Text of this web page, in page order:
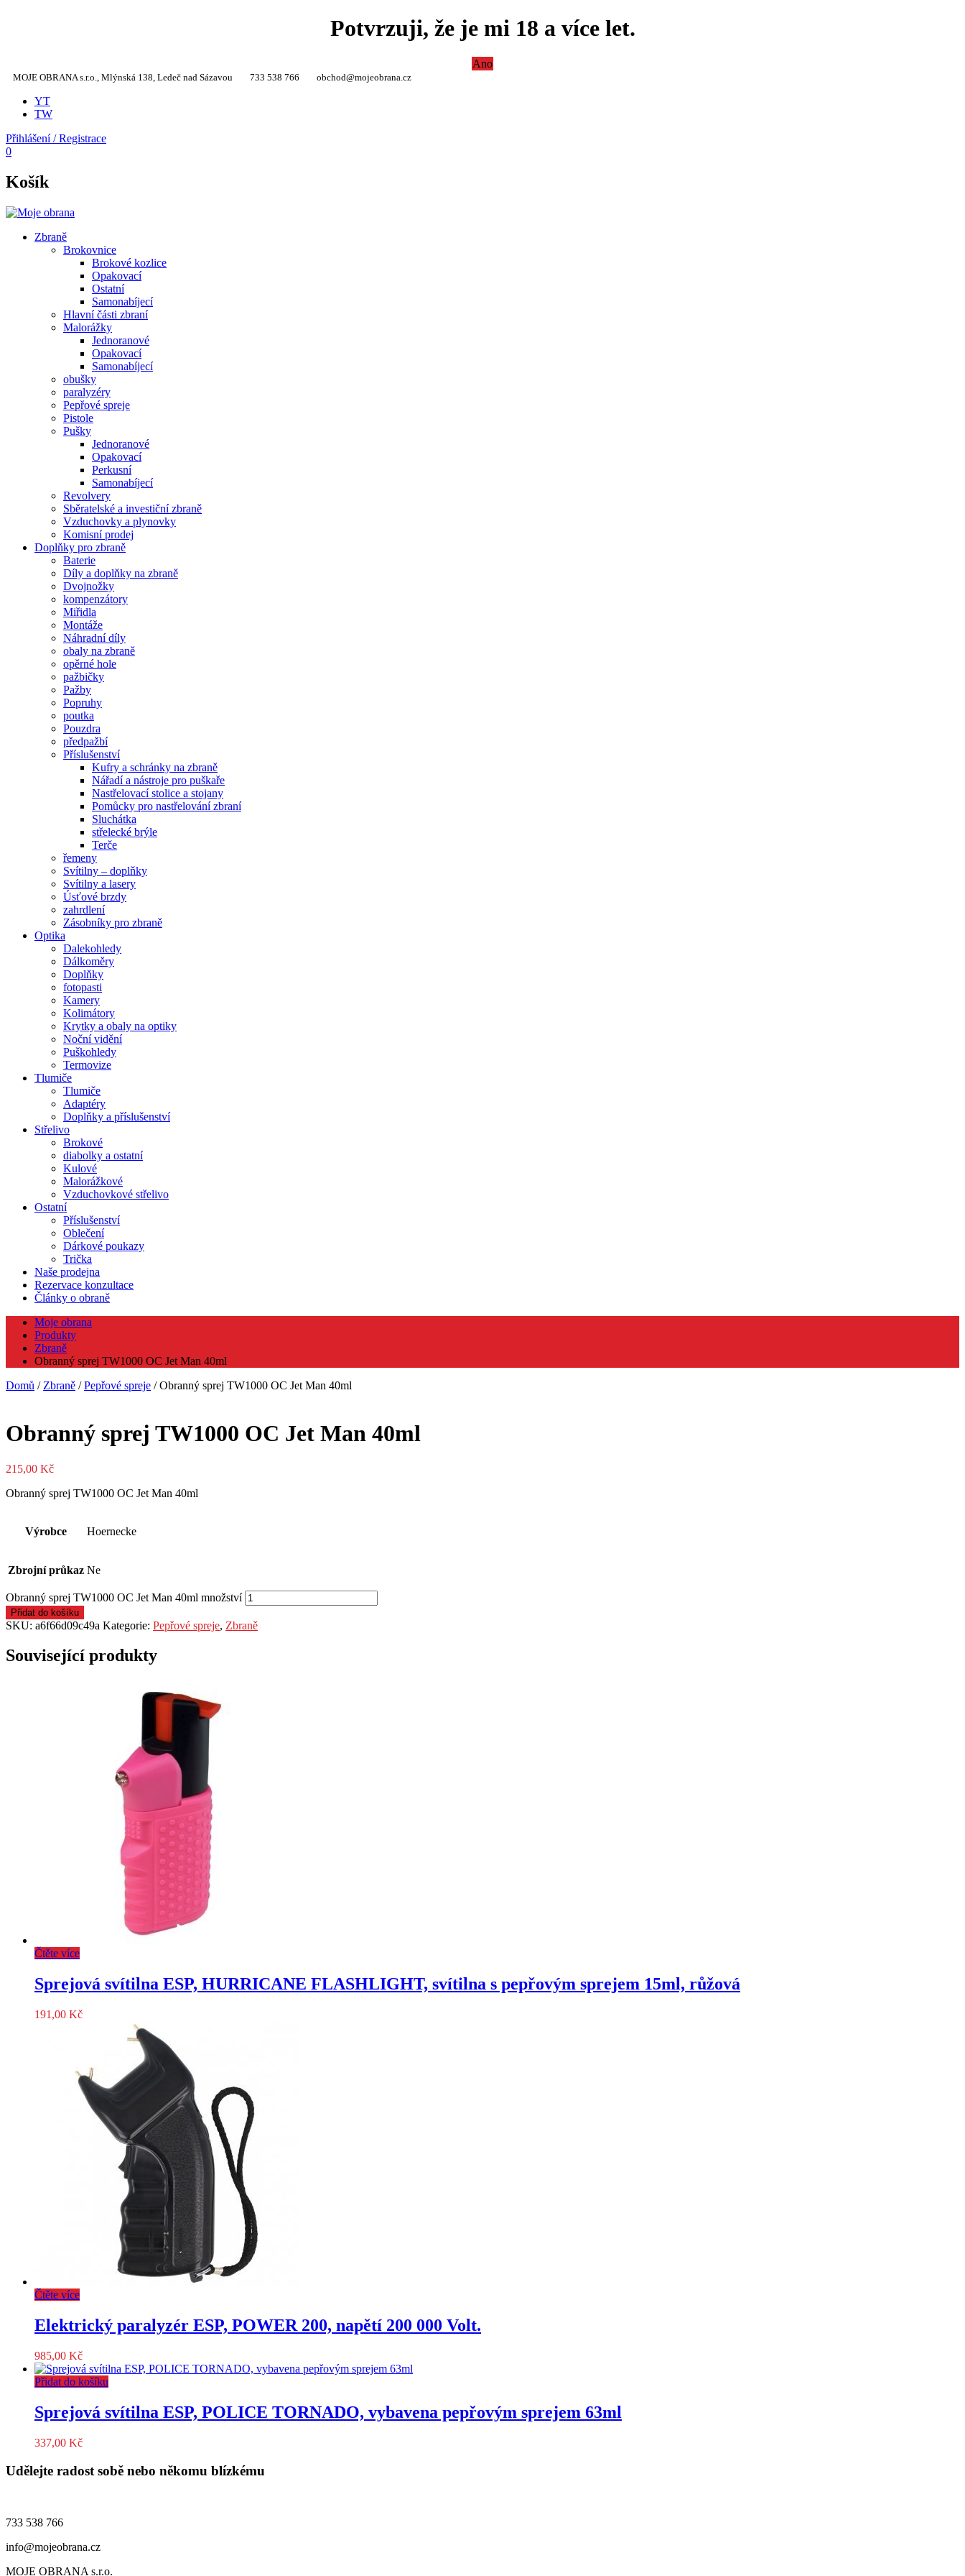
Potvrzuji, že je mi 18 a více let.
Ano
MOJE OBRANA s.r.o., Mlýnská 138, Ledeč nad Sázavou 733 538 766 obchod@mojeobrana.cz
YT
TW
Přihlášení / Registrace
0
Košík
Zbraně
Brokovnice
Brokové kozlice
Opakovací
Ostatní
Samonabíjecí
Hlavní části zbraní
Malorážky
Jednoranové
Opakovací
Samonabíjecí
obušky
paralyzéry
Pepřové spreje
Pistole
Pušky
Jednoranové
Opakovací
Perkusní
Samonabíjecí
Revolvery
Sběratelské a investiční zbraně
Vzduchovky a plynovky
Komisní prodej
Doplňky pro zbraně
Baterie
Díly a doplňky na zbraně
Dvojnožky
kompenzátory
Miřidla
Montáže
Náhradní díly
obaly na zbraně
opěrné hole
pažbičky
Pažby
Popruhy
poutka
Pouzdra
předpažbí
Příslušenství
Kufry a schránky na zbraně
Nářadí a nástroje pro puškaře
Nastřelovací stolice a stojany
Pomůcky pro nastřelování zbraní
Sluchátka
střelecké brýle
Terče
řemeny
Svítilny – doplňky
Svítilny a lasery
Úsťové brzdy
zahrdlení
Zásobníky pro zbraně
Optika
Dalekohledy
Dálkoměry
Doplňky
fotopasti
Kamery
Kolimátory
Krytky a obaly na optiky
Noční vidění
Puškohledy
Termovize
Tlumiče
Tlumiče
Adaptéry
Doplňky a příslušenství
Střelivo
Brokové
diabolky a ostatní
Kulové
Malorážkové
Vzduchovkové střelivo
Ostatní
Příslušenství
Oblečení
Dárkové poukazy
Trička
Naše prodejna
Rezervace konzultace
Články o obraně
Moje obrana
Produkty
Zbraně
Obranný sprej TW1000 OC Jet Man 40ml
Domů / Zbraně /Pepřové spreje / Obranný sprej TW1000 OC Jet Man 40ml
Obranný sprej TW1000 OC Jet Man 40ml
215,00 Kč
Obranný sprej TW1000 OC Jet Man 40ml
Výrobce Hoernecke
Zbrojní průkaz Ne
Obranný sprej TW1000 OC Jet Man 40ml množství
Přidat do košíku
SKU: a6f66d09c49a Kategorie: Pepřové spreje, Zbraně
Související produkty
Čtěte více
Sprejová svítilna ESP, HURRICANE FLASHLIGHT, svítilna s pepřovým sprejem 15ml, růžová
191,00 Kč
Čtěte více
Elektrický paralyzér ESP, POWER 200, napětí 200 000 Volt.
985,00 Kč
Přidat do košíku
Sprejová svítilna ESP, POLICE TORNADO, vybavena pepřovým sprejem 63ml
337,00 Kč
Udělejte radost sobě nebo někomu blízkému
733 538 766
info@mojeobrana.cz
MOJE OBRANA s.r.o.